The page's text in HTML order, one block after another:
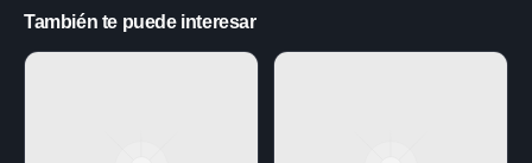
También te puede interesar